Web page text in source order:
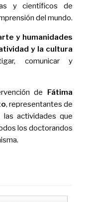
y científicos de
del mundo.
y humanidades
y la cultura
comunicar y
de Fátima
, representantes de
las actividades que
los doctorandos